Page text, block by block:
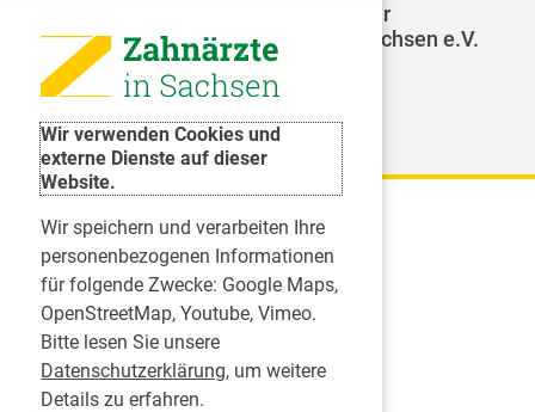
Wir verwenden Cookies und
externe Dienste auf dieser
Website.
Wir speichern und verarbeiten Ihre
personenbezogenen Informationen
für folgende Zwecke: Google Maps,
OpenStreetMap, Youtube, Vimeo.
Bitte lesen Sie unsere
Datenschutzerklärung, um weitere
Details zu erfahren.
LAGZ - Landesarbeitsgemeinschaft für
Jugendzahnpflege des Freistaates Sachsen e.V.
Karriere
Inserate
Praktikum in einer Zahnarztpraxis
Jobs im Zahnärztehaus
Presse